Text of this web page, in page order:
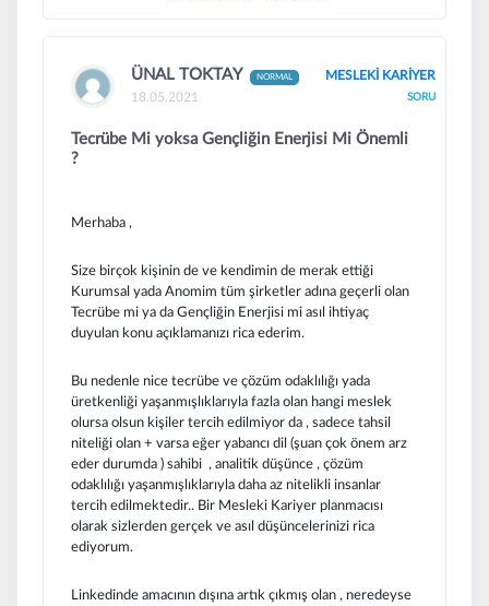
ÜNAL TOKTAY NORMAL
18.05.2021
MESLEKİ KARİYER
SORU
Tecrübe Mi yoksa Gençliğin Enerjisi Mi Önemli
?
Merhaba ,
Size birçok kişinin de ve kendimin de merak ettiği
Kurumsal yada Anomim tüm şirketler adına geçerli olan
Tecrübe mi ya da Gençliğin Enerjisi mi asıl ihtiyaç
duyulan konu açıklamanızı rica ederim.
Bu nedenle nice tecrübe ve çözüm odaklılığı yada
üretkenliği yaşanmışlıklarıyla fazla olan hangi meslek
olursa olsun kişiler tercih edilmiyor da , sadece tahsil
niteliği olan + varsa eğer yabancı dil (şuan çok önem arz
eder durumda ) sahibi , analitik düşünce , çözüm
odaklılığı yaşanmışlıklarıyla daha az nitelikli insanlar
tercih edilmektedir.. Bir Mesleki Kariyer planmacısı
olarak sizlerden gerçek ve asıl düşüncelerinizi rica
ediyorum.
Linkedinde amacının dışına artık çıkmış olan , neredeyse